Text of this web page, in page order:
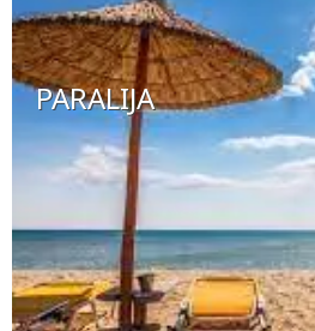
PARALIJA